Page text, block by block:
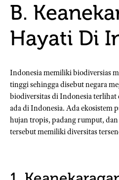
B.
Hayati Di
Indonesia memiliki biodiversias
tinggi sehingga disebut negara
biodiversitas di Indonesia terlihat
ada di Indonesia. Ada ekosistem
hujan tropis, padang rumput, dan
tersebut memiliki diversitas